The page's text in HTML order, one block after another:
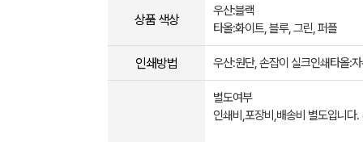
상품 색상
우산:블랙
타올:화이트, 블루, 그린, 퍼플
인쇄방법 우산:원단, 손잡이 실크인쇄타올:
별도여부
인쇄비,포장비,배송비 별도입니다